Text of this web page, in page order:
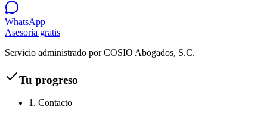
WhatsApp
Asesoría gratis
Servicio administrado por COSIO Abogados, S.C.
Tu progreso
1. Contacto